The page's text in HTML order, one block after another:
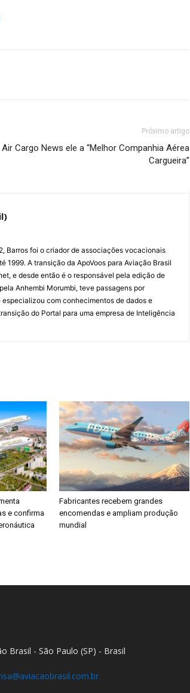
Próximo artigo
Air Cargo News ele a “Melhor Companhia Aérea
Cargueira”
Barros foi o criador de associações vocacionais
1999. A transição da ApoVoos para Aviação Brasil
e desde então é o responsável pela edição de
Anhembi Morumbi, teve passagens por
com conhecimentos de dados e
do Portal para uma empresa de Inteligência
e confirma
Fabricantes recebem grandes
encomendas e ampliam produção
mundial
Brasil - São Paulo (SP) - Brasil